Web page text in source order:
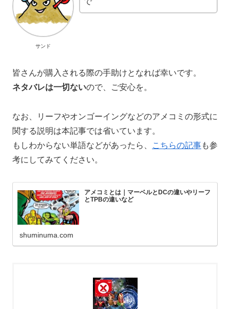
サンド
皆さんが購入される際の手助けとなれば幸いです。
ネタバレは一切ないので、ご安心を。
なお、リーフやオンゴーイングなどのアメコミの形式に
関する説明は本記事では省いています。
もしわからない単語などがあったら、
こちらの記事も参
考にしてみてください。
アメコミとは｜マーベルとDCの違いやリーフ
とTPBの違いなど
shuminuma.com